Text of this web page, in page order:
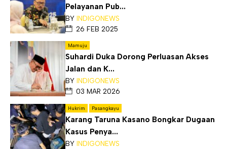
Pelayanan Pub...
BY INDIGONEWS
26 FEB 2025
Mamuju
Suhardi Duka Dorong Perluasan Akses
Jalan dan K...
BY INDIGONEWS
03 MAR 2026
Hukrim Pasangkayu
Karang Taruna Kasano Bongkar Dugaan
Kasus Penya...
BY INDIGONEWS